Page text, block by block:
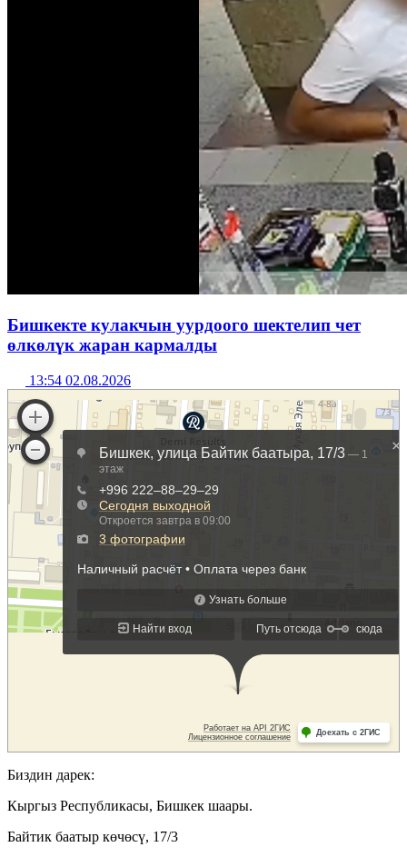
Бишкекте кулакчын уурдоого шектелип чет
өлкөлүк жаран кармалды
13:54 02.08.2026
Биздин дарек:
Кыргыз Республикасы, Бишкек шаары.
Байтик баатыр көчөсү, 17/3